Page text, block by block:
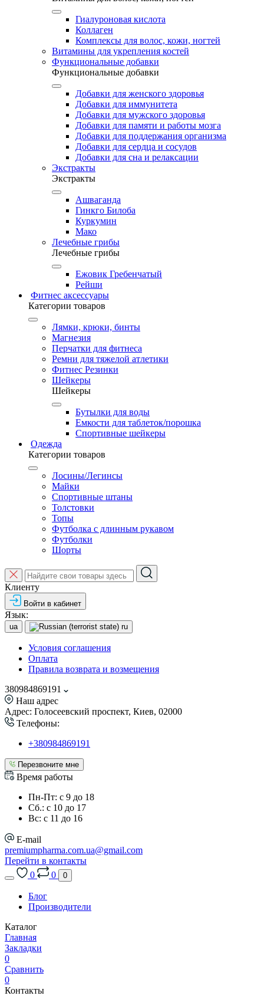
Гиалуроновая кислота
Коллаген
Комплексы для волос, кожи, ногтей
Витамины для укрепления костей
Функциональные добавки
Функциональные добавки
Добавки для женского здоровья
Добавки для иммунитета
Добавки для мужского здоровья
Добавки для памяти и работы мозга
Добавки для поддержания организма
Добавки для сердца и сосудов
Добавки для сна и релаксации
Экстракты
Экстракты
Ашваганда
Гинкго Билоба
Куркумин
Мако
Лечебные грибы
Лечебные грибы
Ежовик Гребенчатый
Рейши
Фитнес аксессуары
Категории товаров
Лямки, крюки, бинты
Магнезия
Перчатки для фитнеса
Ремни для тяжелой атлетики
Фитнес Резинки
Шейкеры
Шейкеры
Бутылки для воды
Емкости для таблеток/порошка
Спортивные шейкеры
Одежда
Категории товаров
Лосины/Легинсы
Майки
Спортивные штаны
Толстовки
Топы
Футболка с длинным рукавом
Футболки
Шорты
Клиенту
Войти в кабинет
Язык:
ua ru
Условия соглашения
Оплата
Правила возврата и возмещения
380984869191
Наш адрес
Адрес: Голосеевский проспект, Киев, 02000
Телефоны:
+380984869191
Перезвоните мне
Время работы
Пн-Пт: с 9 до 18
Сб.: с 10 до 17
Вс: с 11 до 16
E-mail
premiumpharma.com.ua@gmail.com
Перейти в контакты
0
0 0
Блог
Производители
Каталог
Главная
Закладки
0
Сравнить
0
Контакты